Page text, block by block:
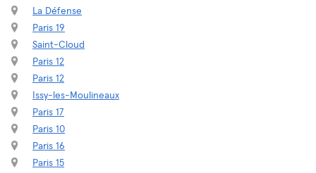
La Défense
Paris 19
Saint-Cloud
Paris 12
Paris 12
Issy-les-Moulineaux
Paris 17
Paris 10
Paris 16
Paris 15